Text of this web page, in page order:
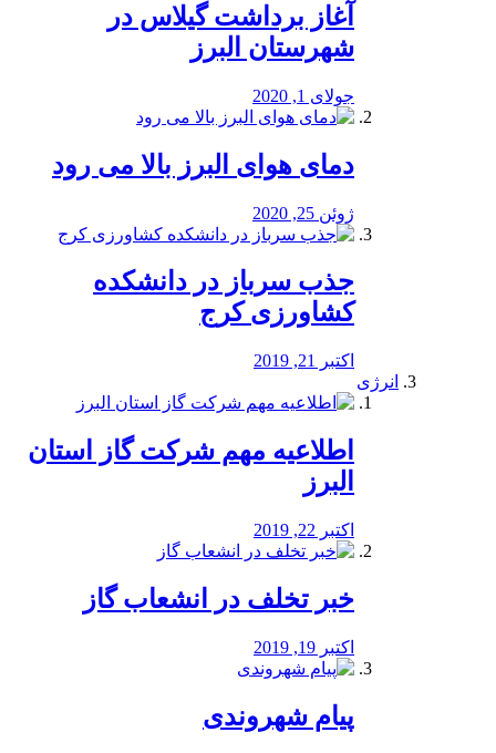
آغاز برداشت گیلاس در
شهرستان البرز
جولای 1, 2020
دمای هوای البرز بالا می رود
ژوئن 25, 2020
جذب سرباز در دانشکده
کشاورزی کرج
اکتبر 21, 2019
انرژی
️اطلاعیه مهم شرکت گاز استان
البرز
اکتبر 22, 2019
خبر تخلف در انشعاب گاز
اکتبر 19, 2019
پیام شهروندی